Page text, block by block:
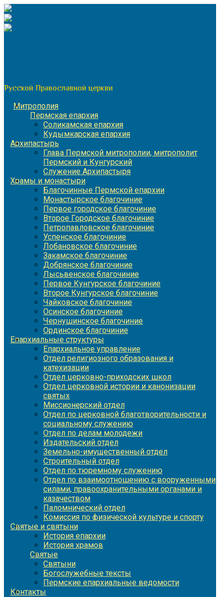
Перейти
к
содержимому
Русской Православной церкви
Митрополия
Пермская епархия
Соликамская епархия
Кудымкарская епархия
Архипастырь
Глава Пермской митрополии, митрополит
Пермский и Кунгурский
Служение Архипастыря
Храмы и монастыри
Благочинные Пермской епархии
Монастырское благочиние
Первое городское благочиние
Второе Городское благочиние
Петропавловское благочиние
Успенское благочиние
Лобановское благочиние
Закамское благочиние
Добрянское благочиние
Лысьвенское благочиние
Первое Кунгурское благочиние
Второе Кунгурское благочиние
Чайковское благочиние
Осинское благочиние
Чернушинское благочиние
Ординское благочиние
Епархиальные структуры
Епархиальное управление
Отдел религиозного образования и
катехизации
Отдел церковно-приходских школ
Отдел церковной истории и канонизации
святых
Миссионерский отдел
Отдел по церковной благотворительности и
социальному служению
Отдел по делам молодежи
Издательский отдел
Земельно-имущественный отдел
Строительный отдел
Отдел по тюремному служению
Отдел по взаимоотношению с вооруженными
силами, правоохранительными органами и
казачеством
Паломнический отдел
Комиссия по физической культуре и спорту
Святые и святыни
История епархии
История храмов
Святые
Святыни
Богослужебные тексты
Пермские епархиальные ведомости
Контакты